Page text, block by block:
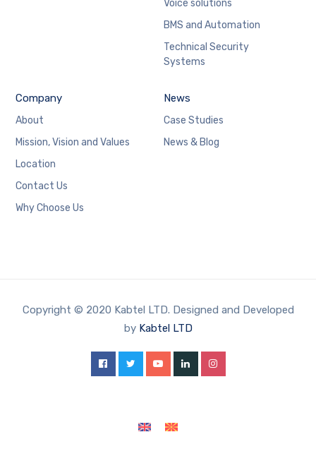
Voice solutions
BMS and Automation
Technical Security
Systems
Company
About
Mission, Vision and Values
Location
Contact Us
Why Choose Us
News
Case Studies
News & Blog
Copyright © 2020 Kabtel LTD. Designed and Developed
by Kabtel LTD